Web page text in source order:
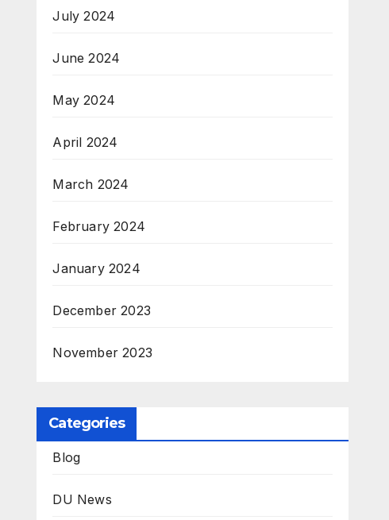
July 2024
June 2024
May 2024
April 2024
March 2024
February 2024
January 2024
December 2023
November 2023
Categories
Blog
DU News